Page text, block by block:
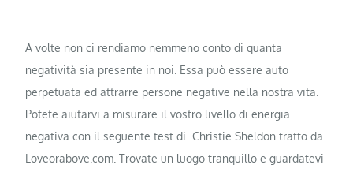
A volte non ci rendiamo nemmeno conto di quanta
negatività sia presente in noi. Essa può essere auto
perpetuata ed attrarre persone negative nella nostra vita.
Potete aiutarvi a misurare il vostro livello di energia
negativa con il seguente test di Christie Sheldon tratto da
Loveorabove.com. Trovate un luogo tranquillo e guardatevi